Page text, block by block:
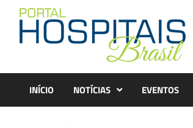
content
INÍCIO NOTÍCIAS EVENTOS